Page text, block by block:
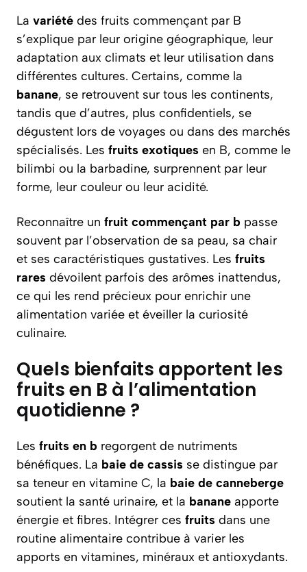
La variété des fruits commençant par B
s’explique par leur origine géographique, leur
adaptation aux climats et leur utilisation dans
différentes cultures. Certains, comme la
banane, se retrouvent sur tous les continents,
tandis que d’autres, plus confidentiels, se
dégustent lors de voyages ou dans des marchés
spécialisés. Les fruits exotiques en B, comme le
bilimbi ou la barbadine, surprennent par leur
forme, leur couleur ou leur acidité.
Reconnaître un fruit commençant par b passe
souvent par l’observation de sa peau, sa chair
et ses caractéristiques gustatives. Les fruits
rares dévoilent parfois des arômes inattendus,
ce qui les rend précieux pour enrichir une
alimentation variée et éveiller la curiosité
culinaire.
Quels bienfaits apportent les
fruits en B à l’alimentation
quotidienne ?
Les fruits en b regorgent de nutriments
bénéfiques. La baie de cassis se distingue par
sa teneur en vitamine C, la baie de canneberge
soutient la santé urinaire, et la banane apporte
énergie et fibres. Intégrer ces fruits dans une
routine alimentaire contribue à varier les
apports en vitamines, minéraux et antioxydants.